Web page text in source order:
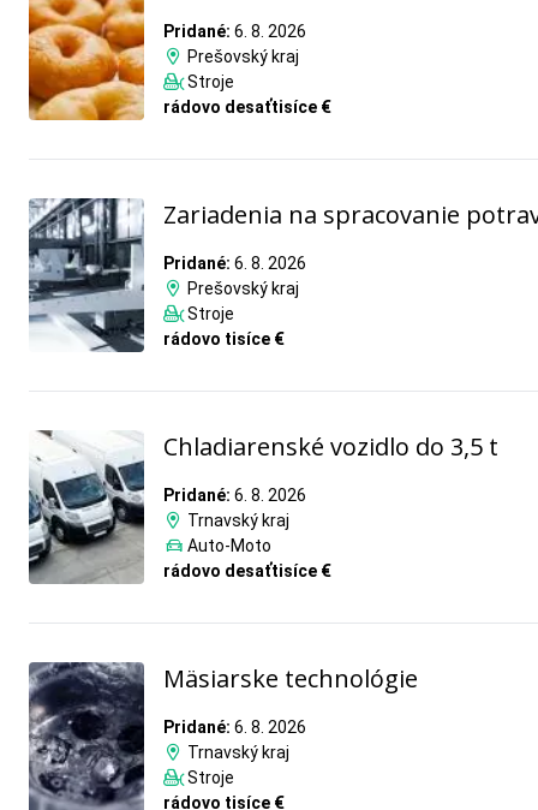
Pridané: 6. 8. 2026
Prešovský kraj
Stroje
rádovo desaťtisíce €
Zariadenia na spracovanie
Pridané: 6. 8. 2026
Prešovský kraj
Stroje
rádovo tisíce €
Chladiarenské vozidlo do 3,5 t
Pridané: 6. 8. 2026
Trnavský kraj
Auto-Moto
rádovo desaťtisíce €
Mäsiarske technológie
Pridané: 6. 8. 2026
Trnavský kraj
Stroje
rádovo tisíce €